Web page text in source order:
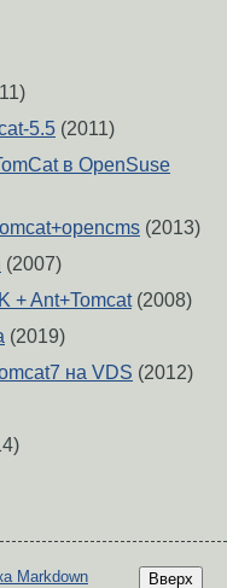
5.5 (2011)
в OpenSuse
(2013)
(2007)
+ Ant+Tomcat(2008)
(2019)
на VDS (2012)
Вверх
Markdown